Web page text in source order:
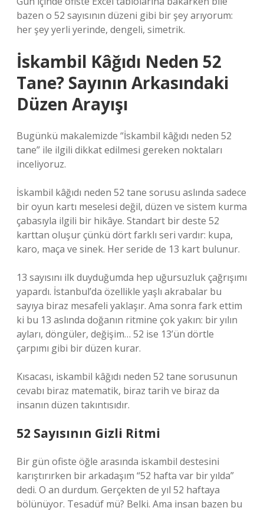
bazen o 52 sayısının düzeni gibi bir şey arıyorum:
her şey yerli yerinde, dengeli, simetrik.
İskambil Kâğıdı Neden 52
Tane? Sayının Arkasındaki
Düzen Arayışı
Bugünkü makalemizde “İskambil kâğıdı neden 52
tane” ile ilgili dikkat edilmesi gereken noktaları
inceliyoruz.
İskambil kâğıdı neden 52 tane sorusu aslında sadece
bir oyun kartı meselesi değil, düzen ve sistem kurma
çabasıyla ilgili bir hikâye. Standart bir deste 52
karttan oluşur çünkü dört farklı seri vardır: kupa,
karo, maça ve sinek. Her seride de 13 kart bulunur.
13 sayısını ilk duyduğumda hep uğursuzluk çağrışımı
yapardı. İstanbul’da özellikle yaşlı akrabalar bu
sayıya biraz mesafeli yaklaşır. Ama sonra fark ettim
ki bu 13 aslında doğanın ritmine çok yakın: bir yılın
ayları, döngüler, değişim… 52 ise 13’ün dörtle
çarpımı gibi bir düzen kurar.
Kısacası, iskambil kâğıdı neden 52 tane sorusunun
cevabı biraz matematik, biraz tarih ve biraz da
insanın düzen takıntısıdır.
52 Sayısının Gizli Ritmi
Bir gün ofiste öğle arasında iskambil destesini
karıştırırken bir arkadaşım “52 hafta var bir yılda”
dedi. O an durdum. Gerçekten de yıl 52 haftaya
bölünüyor. Tesadüf mü? Belki. Ama insan bazen bu